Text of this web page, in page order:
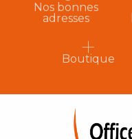
Nos bonnes
adresses
Boutique